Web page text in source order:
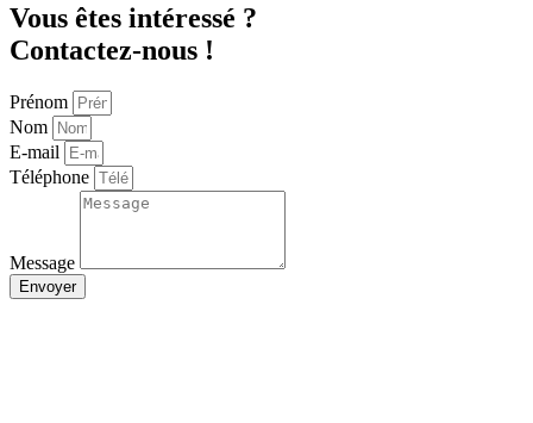
Vous êtes intéressé ?
Contactez-nous !
Prénom
Nom
E-mail
Téléphone
Message
Envoyer